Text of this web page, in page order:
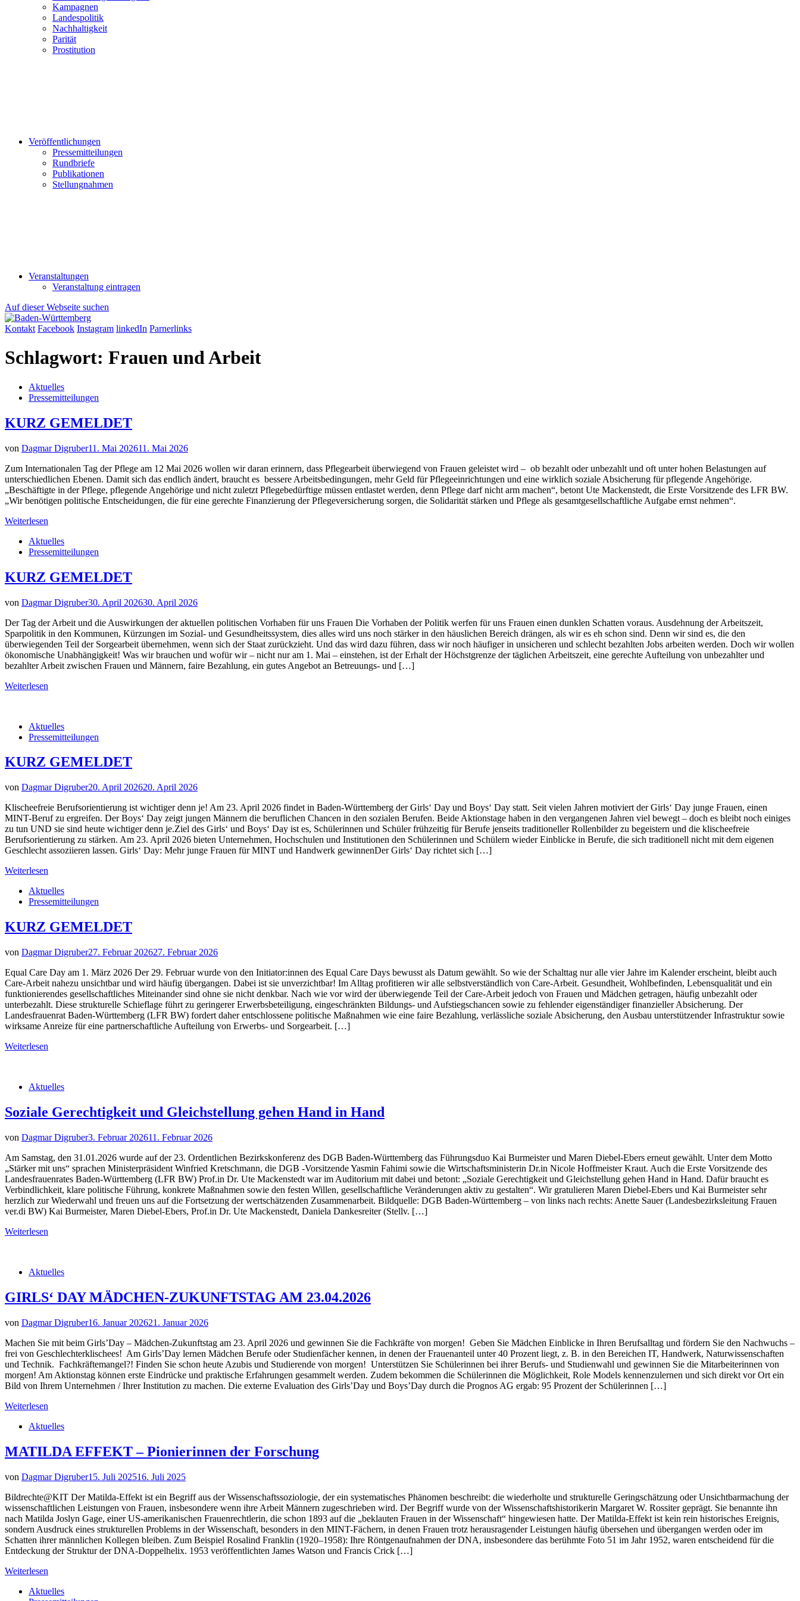
Kampagnen
Landespolitik
Nachhaltigkeit
Parität
Prostitution
Veröffentlichungen
Pressemitteilungen
Rundbriefe
Publikationen
Stellungnahmen
Veranstaltungen
Veranstaltung eintragen
Auf dieser Webseite suchen
Kontakt Facebook Instagram linkedIn Parnerlinks
Schlagwort: Frauen und Arbeit
Aktuelles
Pressemitteilungen
KURZ GEMELDET
von Dagmar Digruber11. Mai 202611. Mai 2026
Zum Internationalen Tag der Pflege am 12 Mai 2026 wollen wir daran erinnern, dass Pflegearbeit überwiegend von Frauen geleistet wird – ob bezahlt oder unbezahlt und oft unter hohen Belastungen auf
unterschiedlichen Ebenen. Damit sich das endlich ändert, braucht es bessere Arbeitsbedingungen, mehr Geld für Pflegeeinrichtungen und eine wirklich soziale Absicherung für pflegende Angehörige.
„Beschäftigte in der Pflege, pflegende Angehörige und nicht zuletzt Pflegebedürftige müssen entlastet werden, denn Pflege darf nicht arm machen“, betont Ute Mackenstedt, die Erste Vorsitzende des LFR BW.
„Wir benötigen politische Entscheidungen, die für eine gerechte Finanzierung der Pflegeversicherung sorgen, die Solidarität stärken und Pflege als gesamtgesellschaftliche Aufgabe ernst nehmen“.
Weiterlesen
Aktuelles
Pressemitteilungen
KURZ GEMELDET
von Dagmar Digruber30. April 202630. April 2026
Der Tag der Arbeit und die Auswirkungen der aktuellen politischen Vorhaben für uns Frauen Die Vorhaben der Politik werfen für uns Frauen einen dunklen Schatten voraus. Ausdehnung der Arbeitszeit,
Sparpolitik in den Kommunen, Kürzungen im Sozial- und Gesundheitssystem, dies alles wird uns noch stärker in den häuslichen Bereich drängen, als wir es eh schon sind. Denn wir sind es, die den
überwiegenden Teil der Sorgearbeit übernehmen, wenn sich der Staat zurückzieht. Und das wird dazu führen, dass wir noch häufiger in unsicheren und schlecht bezahlten Jobs arbeiten werden. Doch wir wollen
ökonomische Unabhängigkeit! Was wir brauchen und wofür wir – nicht nur am 1. Mai – einstehen, ist der Erhalt der Höchstgrenze der täglichen Arbeitszeit, eine gerechte Aufteilung von unbezahlter und
bezahlter Arbeit zwischen Frauen und Männern, faire Bezahlung, ein gutes Angebot an Betreuungs- und […]
Weiterlesen
Aktuelles
Pressemitteilungen
KURZ GEMELDET
von Dagmar Digruber20. April 202620. April 2026
Klischeefreie Berufsorientierung ist wichtiger denn je! Am 23. April 2026 findet in Baden-Württemberg der Girls‘ Day und Boys‘ Day statt. Seit vielen Jahren motiviert der Girls‘ Day junge Frauen, einen
MINT-Beruf zu ergreifen. Der Boys‘ Day zeigt jungen Männern die beruflichen Chancen in den sozialen Berufen. Beide Aktionstage haben in den vergangenen Jahren viel bewegt – doch es bleibt noch einiges
zu tun UND sie sind heute wichtiger denn je.Ziel des Girls‘ und Boys‘ Day ist es, Schülerinnen und Schüler frühzeitig für Berufe jenseits traditioneller Rollenbilder zu begeistern und die klischeefreie
Berufsorientierung zu stärken. Am 23. April 2026 bieten Unternehmen, Hochschulen und Institutionen den Schülerinnen und Schülern wieder Einblicke in Berufe, die sich traditionell nicht mit dem eigenen
Geschlecht assoziieren lassen. Girls‘ Day: Mehr junge Frauen für MINT und Handwerk gewinnenDer Girls‘ Day richtet sich […]
Weiterlesen
Aktuelles
Pressemitteilungen
KURZ GEMELDET
von Dagmar Digruber27. Februar 202627. Februar 2026
Equal Care Day am 1. März 2026 Der 29. Februar wurde von den Initiator:innen des Equal Care Days bewusst als Datum gewählt. So wie der Schalttag nur alle vier Jahre im Kalender erscheint, bleibt auch
Care-Arbeit nahezu unsichtbar und wird häufig übergangen. Dabei ist sie unverzichtbar! Im Alltag profitieren wir alle selbstverständlich von Care-Arbeit. Gesundheit, Wohlbefinden, Lebensqualität und ein
funktionierendes gesellschaftliches Miteinander sind ohne sie nicht denkbar. Nach wie vor wird der überwiegende Teil der Care-Arbeit jedoch von Frauen und Mädchen getragen, häufig unbezahlt oder
unterbezahlt. Diese strukturelle Schieflage führt zu geringerer Erwerbsbeteiligung, eingeschränkten Bildungs- und Aufstiegschancen sowie zu fehlender eigenständiger finanzieller Absicherung. Der
Landesfrauenrat Baden-Württemberg (LFR BW) fordert daher entschlossene politische Maßnahmen wie eine faire Bezahlung, verlässliche soziale Absicherung, den Ausbau unterstützender Infrastruktur sowie
wirksame Anreize für eine partnerschaftliche Aufteilung von Erwerbs- und Sorgearbeit. […]
Weiterlesen
Aktuelles
Soziale Gerechtigkeit und Gleichstellung gehen Hand in Hand
von Dagmar Digruber3. Februar 202611. Februar 2026
Am Samstag, den 31.01.2026 wurde auf der 23. Ordentlichen Bezirkskonferenz des DGB Baden-Württemberg das Führungsduo Kai Burmeister und Maren Diebel-Ebers erneut gewählt. Unter dem Motto
„Stärker mit uns“ sprachen Ministerpräsident Winfried Kretschmann, die DGB -Vorsitzende Yasmin Fahimi sowie die Wirtschaftsministerin Dr.in Nicole Hoffmeister Kraut. Auch die Erste Vorsitzende des
Landesfrauenrates Baden-Württemberg (LFR BW) Prof.in Dr. Ute Mackenstedt war im Auditorium mit dabei und betont: „Soziale Gerechtigkeit und Gleichstellung gehen Hand in Hand. Dafür braucht es
Verbindlichkeit, klare politische Führung, konkrete Maßnahmen sowie den festen Willen, gesellschaftliche Veränderungen aktiv zu gestalten“. Wir gratulieren Maren Diebel-Ebers und Kai Burmeister sehr
herzlich zur Wiederwahl und freuen uns auf die Fortsetzung der wertschätzenden Zusammenarbeit. Bildquelle: DGB Baden-Württemberg – von links nach rechts: Anette Sauer (Landesbezirksleitung Frauen
ver.di BW) Kai Burmeister, Maren Diebel-Ebers, Prof.in Dr. Ute Mackenstedt, Daniela Dankesreiter (Stellv. […]
Weiterlesen
Aktuelles
GIRLS‘ DAY MÄDCHEN-ZUKUNFTSTAG AM 23.04.2026
von Dagmar Digruber16. Januar 202621. Januar 2026
Machen Sie mit beim Girls’Day – Mädchen-Zukunftstag am 23. April 2026 und gewinnen Sie die Fachkräfte von morgen! Geben Sie Mädchen Einblicke in Ihren Berufsalltag und fördern Sie den Nachwuchs –
frei von Geschlechterklischees! Am Girls’Day lernen Mädchen Berufe oder Studienfächer kennen, in denen der Frauenanteil unter 40 Prozent liegt, z. B. in den Bereichen IT, Handwerk, Naturwissenschaften
und Technik. Fachkräftemangel?! Finden Sie schon heute Azubis und Studierende von morgen! Unterstützen Sie Schülerinnen bei ihrer Berufs- und Studienwahl und gewinnen Sie die Mitarbeiterinnen von
morgen! Am Aktionstag können erste Eindrücke und praktische Erfahrungen gesammelt werden. Zudem bekommen die Schülerinnen die Möglichkeit, Role Models kennenzulernen und sich direkt vor Ort ein
Bild von Ihrem Unternehmen / Ihrer Institution zu machen. Die externe Evaluation des Girls’Day und Boys’Day durch die Prognos AG ergab: 95 Prozent der Schülerinnen […]
Weiterlesen
Aktuelles
MATILDA EFFEKT – Pionierinnen der Forschung
von Dagmar Digruber15. Juli 202516. Juli 2025
Bildrechte@KIT Der Matilda-Effekt ist ein Begriff aus der Wissenschaftssoziologie, der ein systematisches Phänomen beschreibt: die wiederholte und strukturelle Geringschätzung oder Unsichtbarmachung der
wissenschaftlichen Leistungen von Frauen, insbesondere wenn ihre Arbeit Männern zugeschrieben wird. Der Begriff wurde von der Wissenschaftshistorikerin Margaret W. Rossiter geprägt. Sie benannte ihn
nach Matilda Joslyn Gage, einer US-amerikanischen Frauenrechtlerin, die schon 1893 auf die „beklauten Frauen in der Wissenschaft“ hingewiesen hatte. Der Matilda-Effekt ist kein rein historisches Ereignis,
sondern Ausdruck eines strukturellen Problems in der Wissenschaft, besonders in den MINT-Fächern, in denen Frauen trotz herausragender Leistungen häufig übersehen und übergangen werden oder im
Schatten ihrer männlichen Kollegen bleiben. Zum Beispiel Rosalind Franklin (1920–1958): Ihre Röntgenaufnahmen der DNA, insbesondere das berühmte Foto 51 im Jahr 1952, waren entscheidend für die
Entdeckung der Struktur der DNA-Doppelhelix. 1953 veröffentlichten James Watson und Francis Crick […]
Weiterlesen
Aktuelles